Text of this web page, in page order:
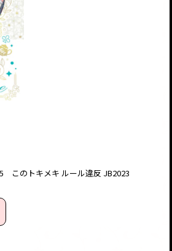
このトキメキ ルール違反 JB2023